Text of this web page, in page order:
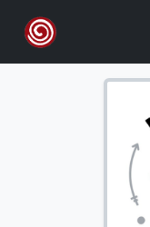
Skip to main content